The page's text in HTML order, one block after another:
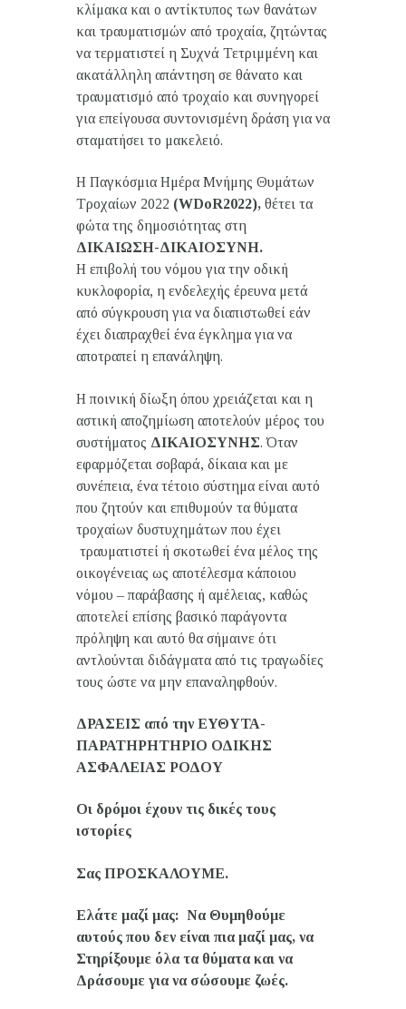
κλίμακα και ο αντίκτυπος των θανάτων
και τραυματισμών από τροχαία, ζητώντας
να τερματιστεί η Συχνά Τετριμμένη και
ακατάλληλη απάντηση σε θάνατο και
τραυματισμό από τροχαίο και συνηγορεί
για επείγουσα συντονισμένη δράση για να
σταματήσει το μακελειό.
Η Παγκόσμια Ημέρα Μνήμης Θυμάτων
Τροχαίων 2022 (WDoR2022), θέτει τα
φώτα της δημοσιότητας στη
ΔΙΚΑΙΩΣΗ-ΔΙΚΑΙΟΣΥΝΗ.
Η επιβολή του νόμου για την οδική
κυκλοφορία, η ενδελεχής έρευνα μετά
από σύγκρουση για να διαπιστωθεί εάν
έχει διαπραχθεί ένα έγκλημα για να
αποτραπεί η επανάληψη.
Η ποινική δίωξη όπου χρειάζεται και η
αστική αποζημίωση αποτελούν μέρος του
συστήματος ΔΙΚΑΙΟΣΥΝΗΣ. Όταν
εφαρμόζεται σοβαρά, δίκαια και με
συνέπεια, ένα τέτοιο σύστημα είναι αυτό
που ζητούν και επιθυμούν τα θύματα
τροχαίων δυστυχημάτων που έχει
τραυματιστεί ή σκοτωθεί ένα μέλος της
οικογένειας ως αποτέλεσμα κάποιου
νόμου – παράβασης ή αμέλειας, καθώς
αποτελεί επίσης βασικό παράγοντα
πρόληψη και αυτό θα σήμαινε ότι
αντλούνται διδάγματα από τις τραγωδίες
τους ώστε να μην επαναληφθούν.
ΔΡΑΣΕΙΣ από την ΕΥΘΥΤΑ-
ΠΑΡΑΤΗΡΗΤΗΡΙΟ ΟΔΙΚΗΣ
ΑΣΦΑΛΕΙΑΣ ΡΟΔΟΥ
Οι δρόμοι έχουν τις δικές τους
ιστορίες
Σας ΠΡΟΣΚΑΛΟΥΜΕ.
Ελάτε μαζί μας: Να Θυμηθούμε
αυτούς που δεν είναι πια μαζί μας, να
Στηρίξουμε όλα τα θύματα και να
Δράσουμε για να σώσουμε ζωές.